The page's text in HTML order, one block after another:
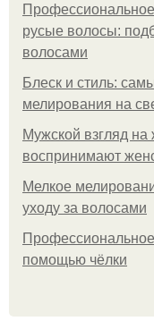
русые волосы:
волосами
Блеск и стиль:
мелирования на
Мужской взгляд
воспринимают
Мелкое
уходу за волосами
помощью чёлки